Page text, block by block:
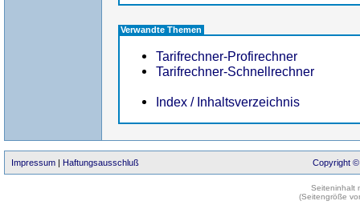
Verwandte Themen
Tarifrechner-Profirechner
Tarifrechner-Schnellrechner
Index / Inhaltsverzeichnis
Impressum | Haftungsausschluß Copyright ©
Seiteninhalt
(Seitengröße